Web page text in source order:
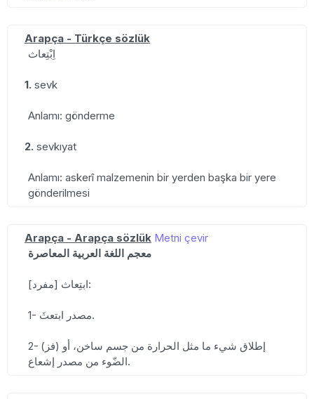
Arapça - Türkçe sözlük
اِبْتِعاث
1. sevk
Anlamı: gönderme
2. sevkıyat
Anlamı: askerî malzemenin bir yerden başka bir yere
gönderilmesi
Arapça - Arapça sözlük Metni çevir
معجم اللغة العربية المعاصرة
ابتِعاث [مفرد]:
1- مصدر ابتعثَ.
2- (فز) إطلاق شيء ما مثل الحرارة من جسم ساخن، أو
الضّوء من مصدر إشعاع.